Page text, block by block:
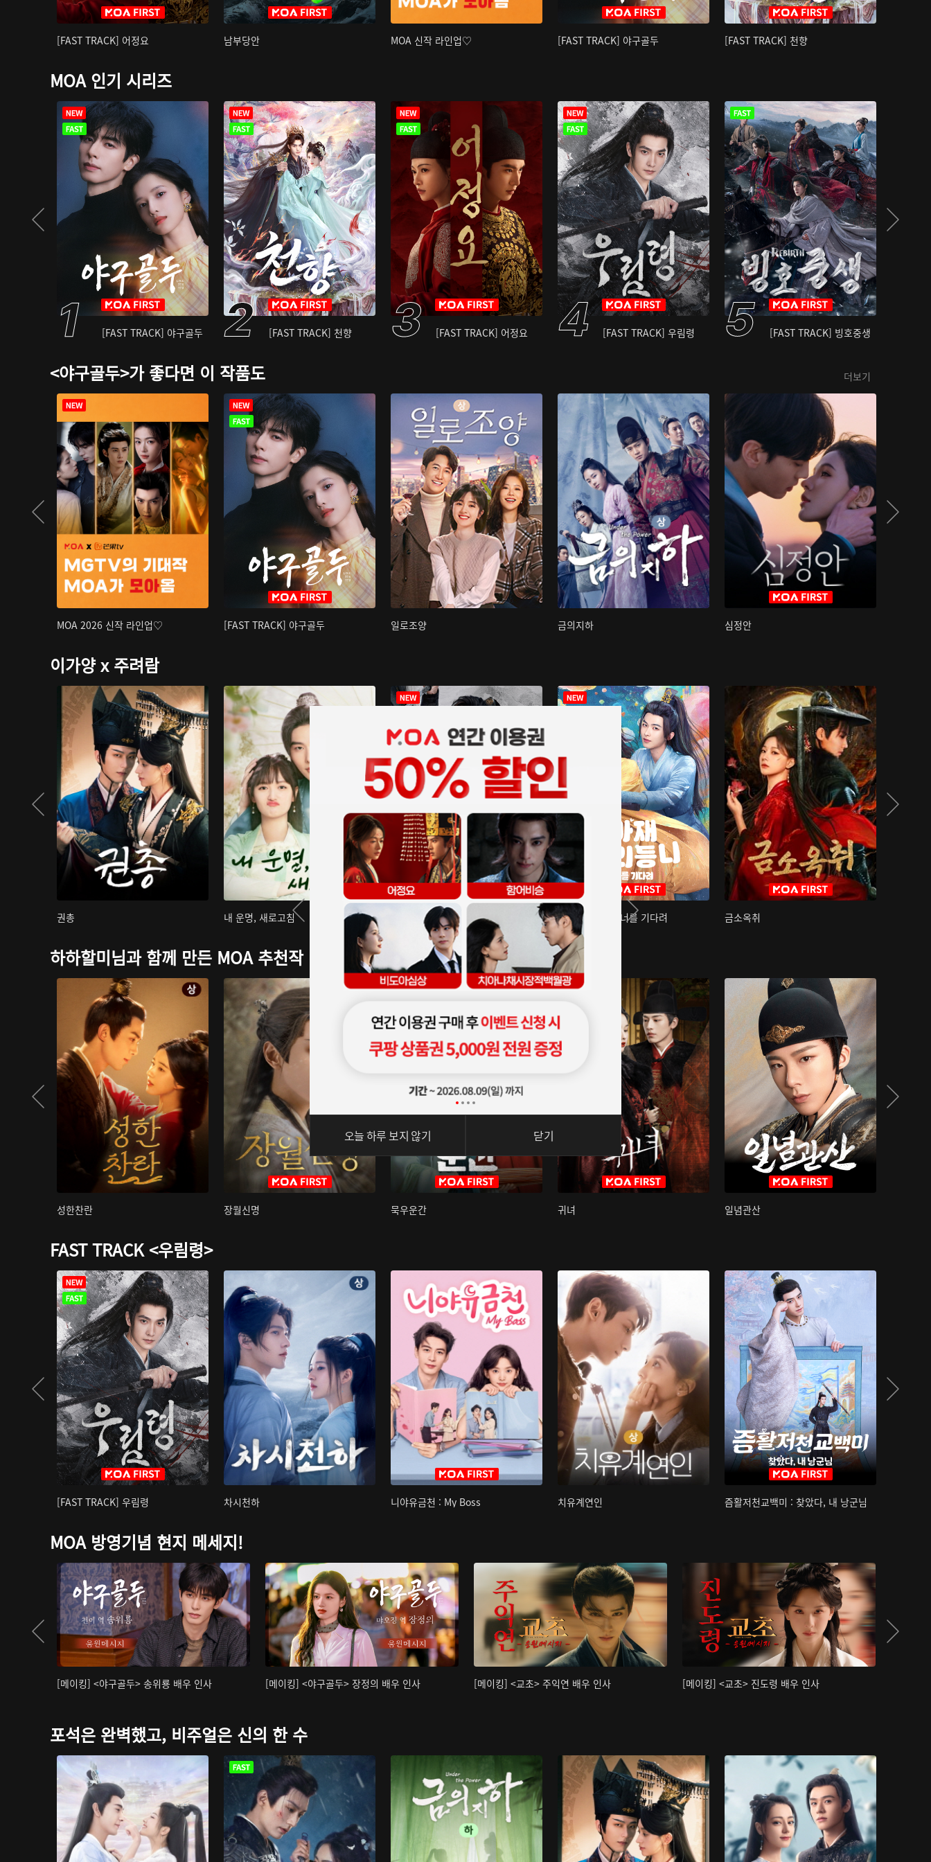
[FAST TRACK] 어정요 남부당안 MOA 신작 라인업♡ [FAST TRACK] 야구골두 [FAST TRACK] 천향
MOA 인기 시리즈
[FAST TRACK] 야구골두 [FAST TRACK] 천향 [FAST TRACK] 어정요 [FAST TRACK] 우림령 [FAST TRACK] 빙호중생
<야구골두>가 좋다면 이 작품도 더보기
MOA 2026 신작 라인업♡ [FAST TRACK] 야구골두 일로조양 금의지하 심정안
이가양 x 주려람
권총 내 운명, 새로고침 아재저리등니 : 너를 기다려 금소옥취
하하할미님과 함께 만든 MOA 추천작
성한찬란 장월신명 묵우운간 귀녀 일념관산
FAST TRACK <우림령>
[FAST TRACK] 우림령 차시천하 니야유금천 : My Boss 치유계연인 즘활저천교백미 : 찾았다, 내 낭군님
MOA 방영기념 현지 메세지!
[메이킹] <야구골두> 송위룡 배우 인사 [메이킹] <야구골두> 장정의 배우 인사 [메이킹] <교초> 주익연 배우 인사 [메이킹] <교초> 진도령 배우 인사
포석은 완벽했고, 비주얼은 신의 한 수
오늘 하루 보지 않기 닫기